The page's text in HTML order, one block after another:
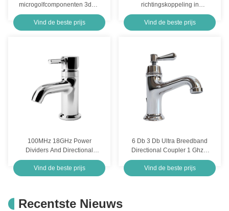
microgolfcomponenten 3db 6
Db 60 Db 40 Db
richtingskoppeling 40 GHz
50 GHz
Vind de beste prijs
richtingskoppeling in
microgolfontwerp
Vind de beste prijs
100MHz 18GHz Power
Dividers And Directional
Couplers Waveguide High
Power Harmonic Wave Filter
Vind de beste prijs
6 Db 3 Db Ultra Breedband
Directional Coupler 1 Ghz 3
Ghz 2 6 Ghz 18 Ghz
280x187x40 mm
Vind de beste prijs
Recentste Nieuws